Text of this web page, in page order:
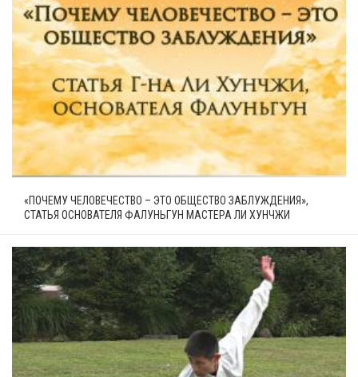
«ПОЧЕМУ ЧЕЛОВЕЧЕСТВО – ЭТО ОБЩЕСТВО ЗАБЛУЖДЕНИЯ»,
СТАТЬЯ ОСНОВАТЕЛЯ ФАЛУНЬГУН МАСТЕРА ЛИ ХУНЧЖИ